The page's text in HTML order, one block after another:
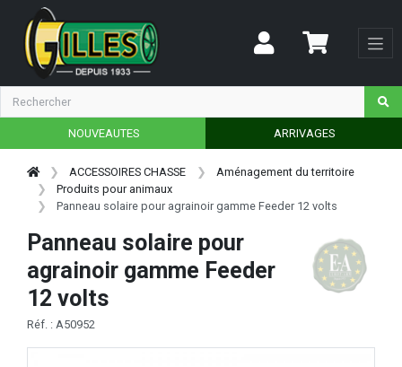
NOUVEAUTES ARRIVAGES
ACCESSOIRES CHASSE
Aménagement du territoire
Produits pour animaux
Panneau solaire pour agrainoir gamme Feeder 12 volts
Panneau solaire pour
agrainoir gamme Feeder
12 volts
Réf. : A50952